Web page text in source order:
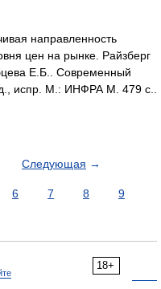
направленность
цен на рынке. Райзберг
Е.Б.. Современный
испр. М.: ИНФРА М. 479 с..
Следующая →
6 7 8
9
18+